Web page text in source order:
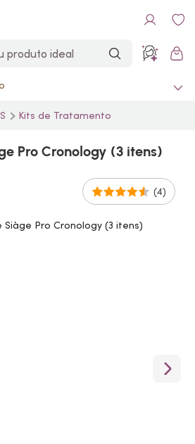
Kits de Tratamento
Pro Cronology (3 itens)
(4)